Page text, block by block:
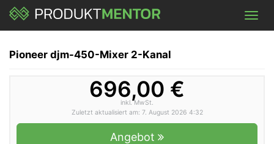
Skip
main
Pioneer djm-450-Mixer 2-Kanal
696,00 €
inkl. MwSt.
Zuletzt aktualisiert am: 7. August 2026 4:32
Angebot